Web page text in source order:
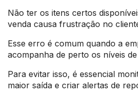
Não ter os itens certos
venda causa frustração no
Esse erro é comum quando a
acompanha de perto os níveis
Para evitar isso, é essencial
maior saída e criar alertas de